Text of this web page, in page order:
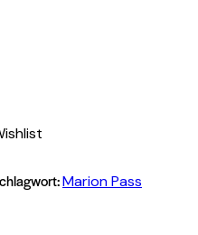
Marion Pass